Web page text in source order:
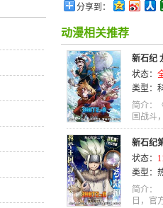
分享到：
动漫相关推荐
新石纪
状态：
类型：
简介：
国战斗
新石纪
状态：
类型：
版
简介：
日，官